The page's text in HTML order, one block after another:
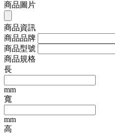
商品圖片
商品資訊
商品品牌
商品型號
商品規格
長
mm
寬
mm
高